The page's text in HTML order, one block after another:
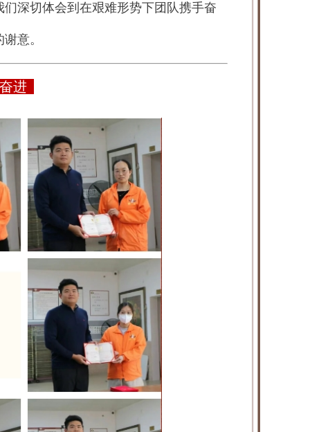
深切体会到在艰难形势下团队携手奋
意。
进